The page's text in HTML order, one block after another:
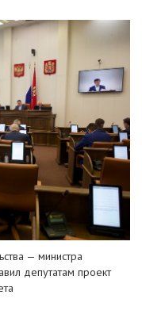
— министра
депутатам проект